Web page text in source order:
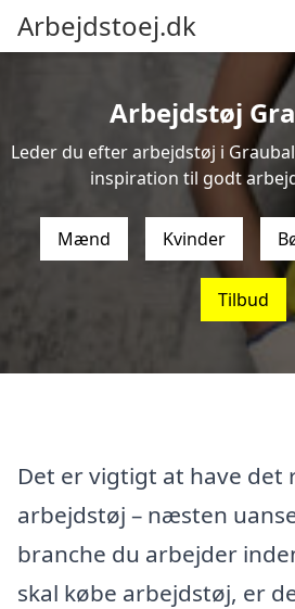
Arbejdstoej.dk
Arbejdstøj
Leder du efter arbejdstøj i
inspiration til godt
Mænd Kvinder
Tilbud
Det er vigtigt at have det
arbejdstøj – næsten
branche du arbejder
skal købe arbejdstøj, er